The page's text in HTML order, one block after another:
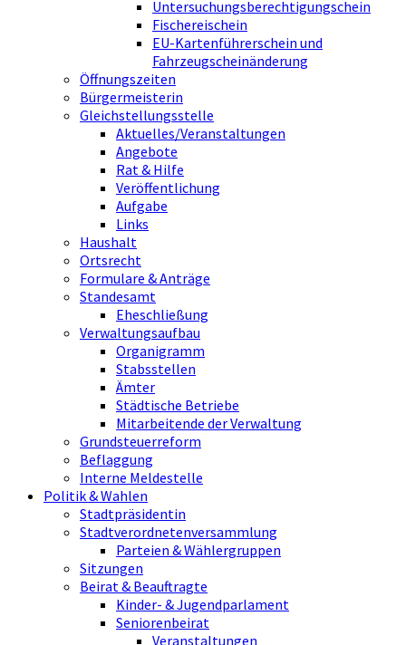
Untersuchungsberechtigungschein
Fischereischein
EU-Kartenführerschein und
Fahrzeugscheinänderung
Öffnungszeiten
Bürgermeisterin
Gleichstellungsstelle
Aktuelles/Veranstaltungen
Angebote
Rat & Hilfe
Veröffentlichung
Aufgabe
Links
Haushalt
Ortsrecht
Formulare & Anträge
Standesamt
Eheschließung
Verwaltungsaufbau
Organigramm
Stabsstellen
Ämter
Städtische Betriebe
Mitarbeitende der Verwaltung
Grundsteuerreform
Beflaggung
Interne Meldestelle
Politik & Wahlen
Stadtpräsidentin
Stadtverordnetenversammlung
Parteien & Wählergruppen
Sitzungen
Beirat & Beauftragte
Kinder- & Jugendparlament
Seniorenbeirat
Veranstaltungen